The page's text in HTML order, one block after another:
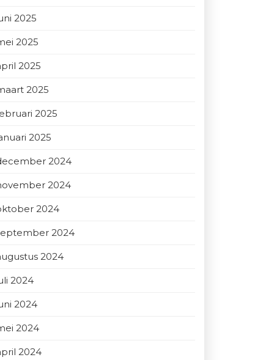
2025
2025
2025
2025
2025
2025
2024
2024
2024
2024
2024
2024
2024
2024
2024